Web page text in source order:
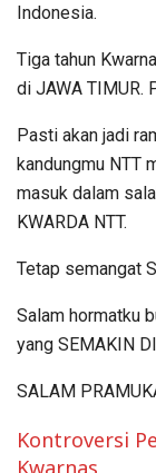
Indonesia.
Tiga tahun
di JAWA TIMUR.
Pasti akan jadi
kandungmu NTT
masuk dalam
KWARDA NTT.
Tetap semangat
Salam hormatku
yang SEMAKIN
SALAM
Kontroversi
Kwarnas